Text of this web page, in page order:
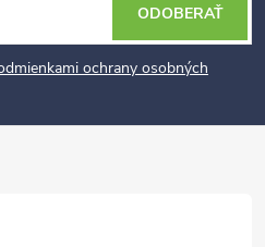
ochrany osobných
ODOBERAŤ